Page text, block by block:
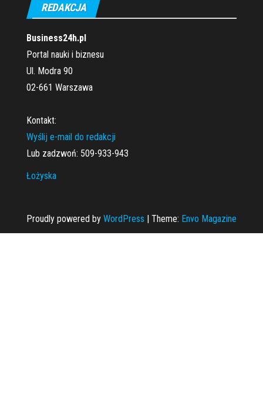
REDAKCJA
Business24h.pl
Portal nauki i biznesu
Ul. Modra 90
02-661 Warszawa
Kontakt:
Wyślij e-mail do redakcji
Lub zadzwoń: 509-933-943
Łożyska
Proudly powered by WordPress | Theme: Envo Magazine